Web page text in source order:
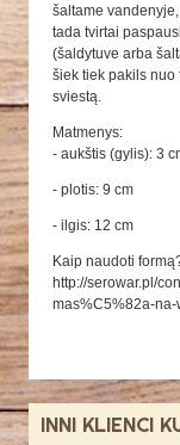
šaltame
tada tvirtai
(šaldytuve arba
šiek tiek pakils nuo
sviestą.
Matmenys:
- aukštis (gylis): 3
- plotis: 9 cm
- ilgis: 12 cm
Kaip naudoti
http://serowar.pl/
mas%C5%82a-
INNI KLIENCI